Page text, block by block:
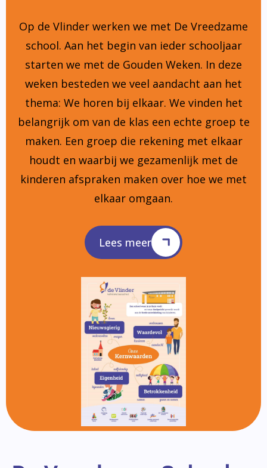
Op de Vlinder werken we met De Vreedzame
school. Aan het begin van ieder schooljaar
starten we met de Gouden Weken. In deze
weken besteden we veel aandacht aan het
thema: We horen bij elkaar. We vinden het
belangrijk om van de klas een echte groep te
maken. Een groep die rekening met elkaar
houdt en waarbij we gezamenlijk met de
kinderen afspraken maken over hoe we met
elkaar omgaan.
Lees meer